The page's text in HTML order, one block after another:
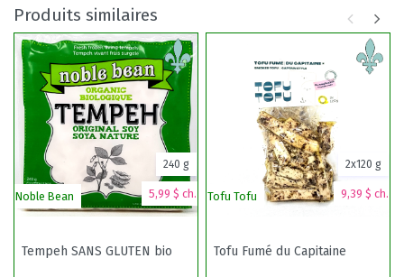
Produits similaires
Noble Bean 5,99 $ ch.
240 g
Tempeh SANS GLUTEN bio
Tofu Tofu 9,39 $ ch.
2x120 g
Tofu Fumé du Capitaine